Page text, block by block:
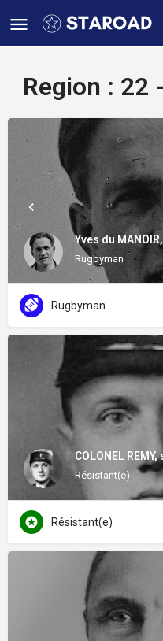
Region : 22
Yves du
Rugbyman
Rugbyman
COLONEL
Résistant(e)
Résistant(e)